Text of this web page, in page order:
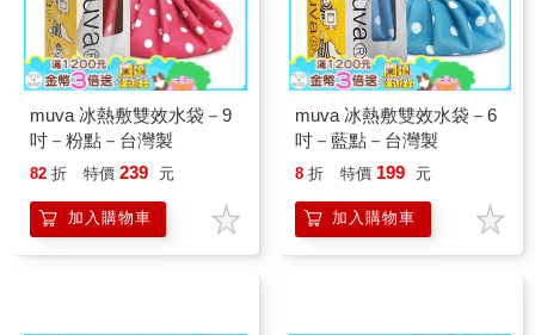
muva 冰熱敷雙效水袋－9
吋－粉點－台灣製
82 折 特價 239 元
加入購物車
muva 冰熱敷雙效水袋－6
吋－藍點－台灣製
8 折 特價 199 元
加入購物車